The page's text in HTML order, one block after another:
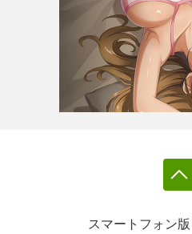
スマートフォン版